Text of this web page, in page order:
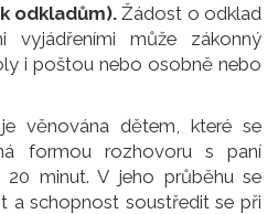
odkladům). Žádost o odklad
vyjádřeními může zákonný
i poštou nebo osobně nebo
je věnována dětem, které se
formou rozhovoru s paní
20 minut. V jeho průběhu se
a schopnost soustředit se při